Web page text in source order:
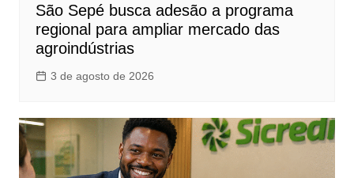
São Sepé busca adesão a programa
regional para ampliar mercado das
agroindústrias
3 de agosto de 2026